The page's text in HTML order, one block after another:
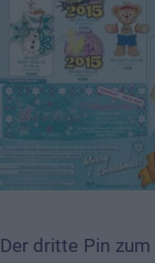
Der dritte Pin